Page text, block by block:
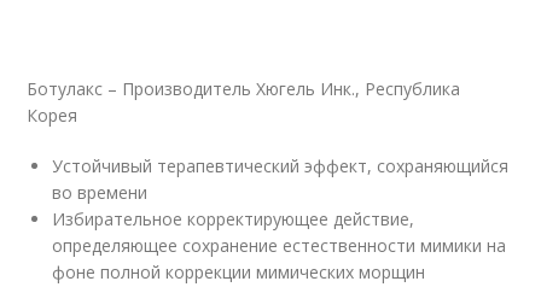
Ботулакс – Производитель Хюгель Инк., Республика
Корея
Устойчивый терапевтический эффект, сохраняющийся
во времени
Избирательное корректирующее действие,
определяющее сохранение естественности мимики на
фоне полной коррекции мимических морщин